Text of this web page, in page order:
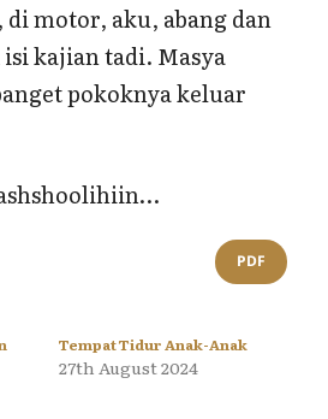
motor, aku, abang dan
kajian tadi. Masya
pokoknya keluar
PDF
Tempat Tidur Anak-Anak
27th August 2024